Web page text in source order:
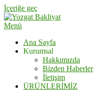
İçeriğe geç
Menü
Ana Sayfa
Kurumsal
Hakkımızda
Bizden Haberler
İletişim
ÜRÜNLERİMİZ